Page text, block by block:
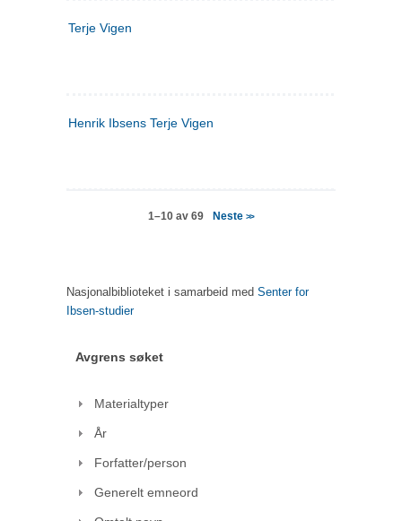
Terje Vigen
Henrik Ibsens Terje Vigen
1–10 av 69 Neste>>
Nasjonalbiblioteket i samarbeid med Senter for
Ibsen-studier
Avgrens søket
Materialtyper
År
Forfatter/person
Generelt emneord